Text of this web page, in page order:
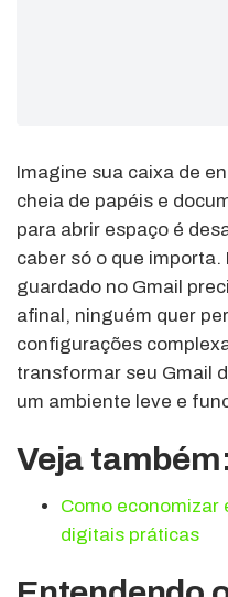
Imagine sua caixa de
cheia de papéis e
para abrir espaço é
caber só o que
guardado no Gmail
afinal, ninguém quer
configurações
transformar seu Gmail
um ambiente leve e
Veja
Como economizar
digitais práticas